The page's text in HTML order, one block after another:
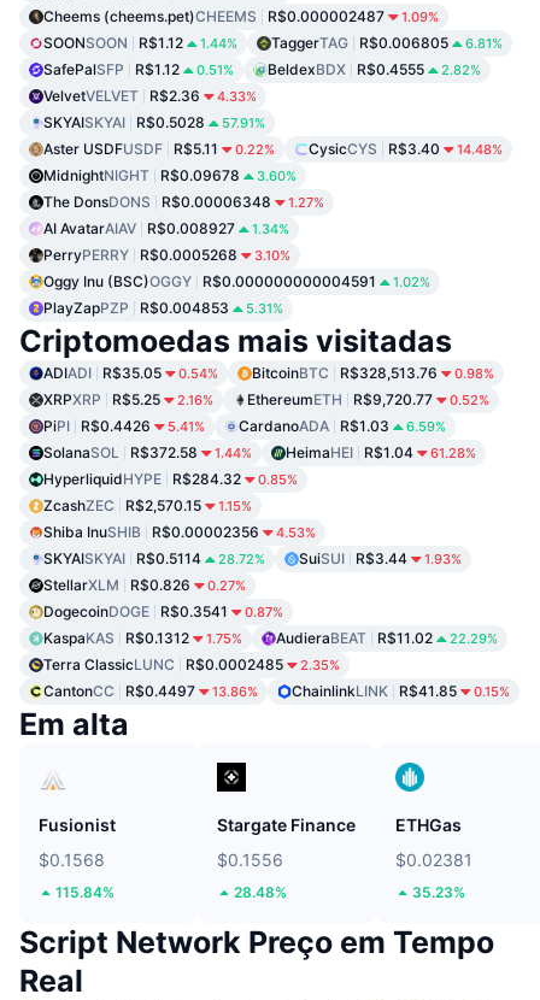
Cheems (cheems.pet)CHEEMS R$0.000002487 1.09%
SOONSOON R$1.12 1.44% TaggerTAG R$0.006805 6.81%
SafePalSFP R$1.12 0.51% BeldexBDX R$0.4555 2.82%
VelvetVELVET R$2.36 4.33%
SKYAISKYAI R$0.5028 57.91%
Aster USDFUSDF R$5.11 0.22% CysicCYS R$3.40 14.48%
MidnightNIGHT R$0.09678 3.60%
The DonsDONS R$0.00006348 1.27%
AI AvatarAIAV R$0.008927 1.34%
PerryPERRY R$0.0005268 3.10%
Oggy Inu (BSC)OGGY R$0.000000000004591 1.02%
PlayZapPZP R$0.004853 5.31%
Criptomoedas mais visitadas
ADIADI R$35.05 0.54% BitcoinBTC R$328,513.76 0.98%
XRPXRP R$5.25 2.16% EthereumETH R$9,720.77 0.52%
PiPI R$0.4426 5.41% CardanoADA R$1.03 6.59%
SolanaSOL R$372.58 1.44% HeimaHEI R$1.04 61.28%
HyperliquidHYPE R$284.32 0.85%
ZcashZEC R$2,570.15 1.15%
Shiba InuSHIB R$0.00002356 4.53%
SKYAISKYAI R$0.5114 28.72% SuiSUI R$3.44 1.93%
StellarXLM R$0.826 0.27%
DogecoinDOGE R$0.3541 0.87%
KaspaKAS R$0.1312 1.75% AudieraBEAT R$11.02 22.29%
Terra ClassicLUNC R$0.0002485 2.35%
CantonCC R$0.4497 13.86% ChainlinkLINK R$41.85 0.15%
Em alta
Fusionist
$0.1568
115.84%
Stargate Finance
$0.1556
28.48%
ETHGas
$0.02381
35.23%
Script Network Preço em Tempo
Real